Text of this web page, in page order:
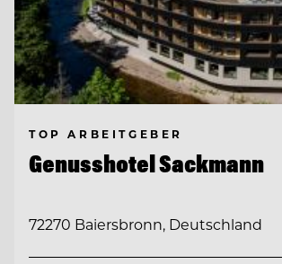
TOP ARBEITGEBER
Genusshotel Sackmann
72270 Baiersbronn, Deutschland